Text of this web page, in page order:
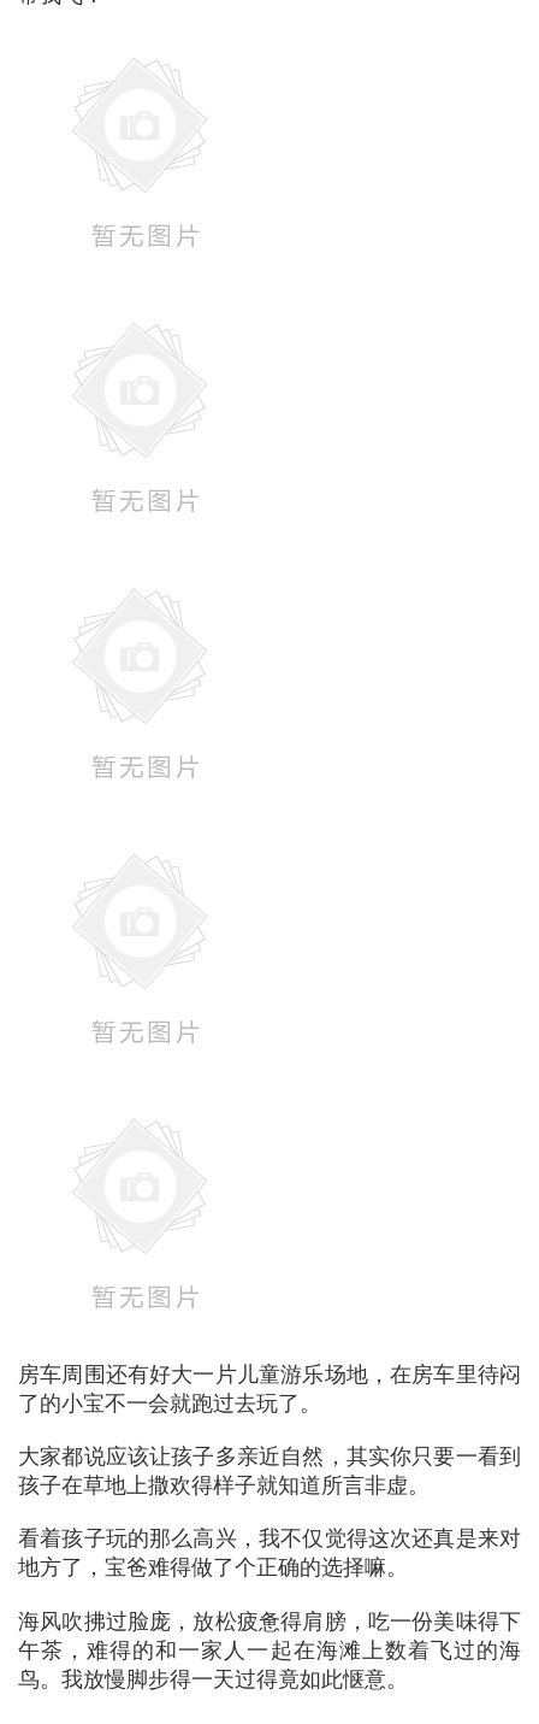
房车周围还有好大一片儿童游乐场地，在房车里待闷
了的小宝不一会就跑过去玩了。
大家都说应该让孩子多亲近自然，其实你只要一看到
孩子在草地上撒欢得样子就知道所言非虚。
看着孩子玩的那么高兴，我不仅觉得这次还真是来对
地方了，宝爸难得做了个正确的选择嘛。
海风吹拂过脸庞，放松疲惫得肩膀，吃一份美味得下
午茶，难得的和一家人一起在海滩上数着飞过的海
鸟。我放慢脚步得一天过得竟如此惬意。